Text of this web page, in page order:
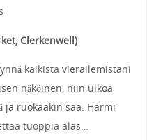
Clerkenwell)
kaikista vierailemistani
näköinen, niin ulkoa
ja ruokaakin saa. Harmi
tuoppia alas…